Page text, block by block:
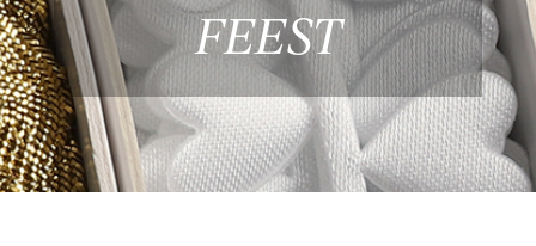
FEEST